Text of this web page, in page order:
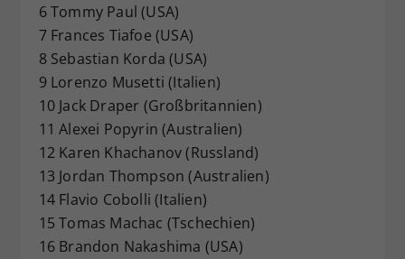
6 Tommy Paul (USA)
7 Frances Tiafoe (USA)
8 Sebastian Korda (USA)
9 Lorenzo Musetti (Italien)
10 Jack Draper (Großbritannien)
11 Alexei Popyrin (Australien)
12 Karen Khachanov (Russland)
13 Jordan Thompson (Australien)
14 Flavio Cobolli (Italien)
15 Tomas Machac (Tschechien)
16 Brandon Nakashima (USA)